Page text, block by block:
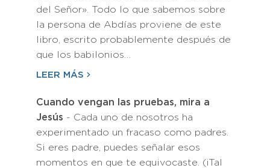
del Señor». Todo lo que sabemos sobre
la persona de Abdías proviene de este
libro, escrito probablemente después de
que los babilonios…
LEER MÁS
Cuando vengan las pruebas, mira a
Jesús - Cada uno de nosotros ha
experimentado un fracaso como padres.
Si eres padre, puedes señalar esos
momentos en que te equivocaste. (¡Tal